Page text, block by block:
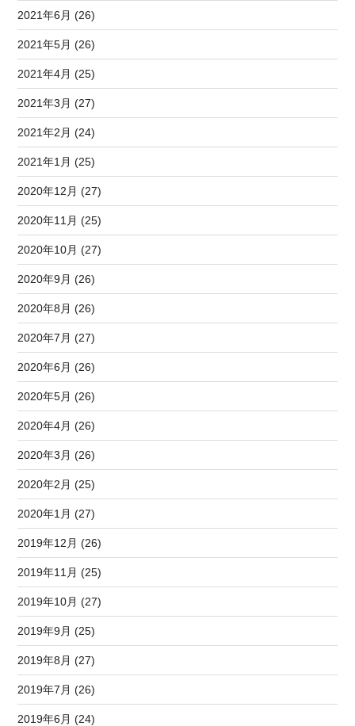
2021年6月 (26)
2021年5月 (26)
2021年4月 (25)
2021年3月 (27)
2021年2月 (24)
2021年1月 (25)
2020年12月 (27)
2020年11月 (25)
2020年10月 (27)
2020年9月 (26)
2020年8月 (26)
2020年7月 (27)
2020年6月 (26)
2020年5月 (26)
2020年4月 (26)
2020年3月 (26)
2020年2月 (25)
2020年1月 (27)
2019年12月 (26)
2019年11月 (25)
2019年10月 (27)
2019年9月 (25)
2019年8月 (27)
2019年7月 (26)
2019年6月 (24)